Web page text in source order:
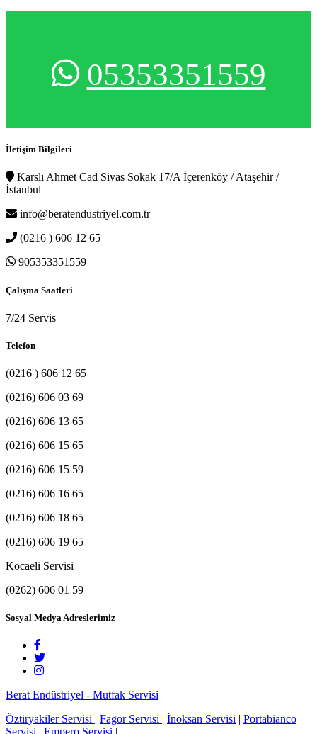
05353351559
İletişim Bilgileri
Karslı Ahmet Cad Sivas Sokak 17/A İçerenköy / Ataşehir /
İstanbul
info@beratendustriyel.com.tr
(0216 ) 606 12 65
905353351559
Çalışma Saatleri
7/24 Servis
Telefon
(0216 ) 606 12 65
(0216) 606 03 69
(0216) 606 13 65
(0216) 606 15 65
(0216) 606 15 59
(0216) 606 16 65
(0216) 606 18 65
(0216) 606 19 65
Kocaeli Servisi
(0262) 606 01 59
Sosyal Medya Adreslerimiz
Berat Endüstriyel - Mutfak Servisi
Öztiryakiler Servisi | Fagor Servisi | İnoksan Servisi | Portabianco